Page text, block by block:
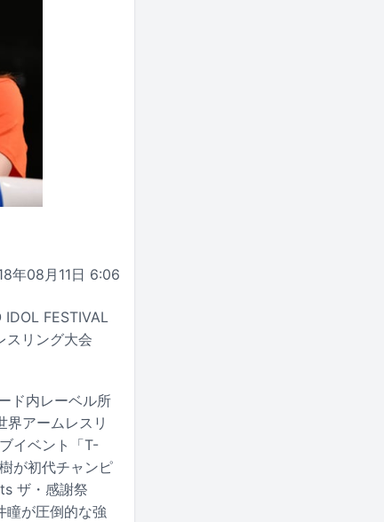
年08月11日 6:06
FESTIVAL
スリング大会
ド内レーベル所
界アームレスリ
イベント「T-
が初代チャンピ
ザ・感謝祭
瞳が圧倒的な強